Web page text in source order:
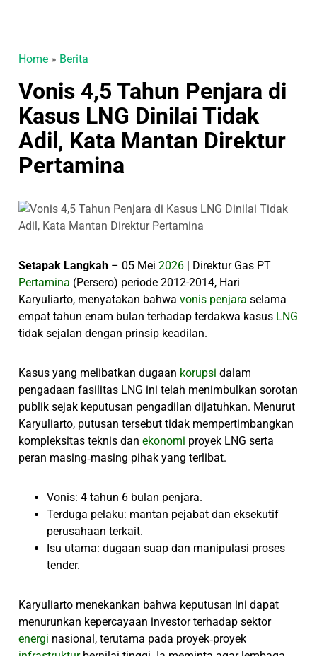
Home » Berita
Vonis 4,5 Tahun Penjara di
Kasus LNG Dinilai Tidak
Adil, Kata Mantan Direktur
Pertamina
Setapak Langkah – 05 Mei2026 | Direktur Gas PT
Pertamina (Persero) periode 2012-2014, Hari
Karyuliarto, menyatakan bahwavonis penjara selama
empat tahun enam bulan terhadap terdakwa kasus LNG
tidak sejalan dengan prinsip keadilan.
Kasus yang melibatkan dugaan korupsi dalam
pengadaan fasilitas LNG ini telah menimbulkan sorotan
publik sejak keputusan pengadilan dijatuhkan. Menurut
Karyuliarto, putusan tersebut tidak mempertimbangkan
kompleksitas teknis danekonomi proyek LNG serta
peran masing‑masing pihak yang terlibat.
Vonis: 4 tahun 6 bulan penjara.
Terduga pelaku: mantan pejabat dan eksekutif
perusahaan terkait.
Isu utama: dugaan suap dan manipulasi proses
tender.
Karyuliarto menekankan bahwa keputusan ini dapat
menurunkan kepercayaan investor terhadap sektor
energi nasional, terutama pada proyek‑proyek